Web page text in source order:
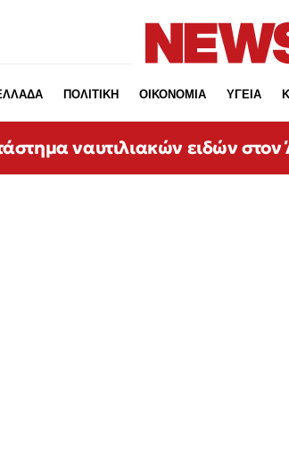
ΠΟΛΙΤΙΚΗ ΟΙΚΟΝΟΜΙΑ ΥΓΕΙΑ
ναυτιλιακών ειδών